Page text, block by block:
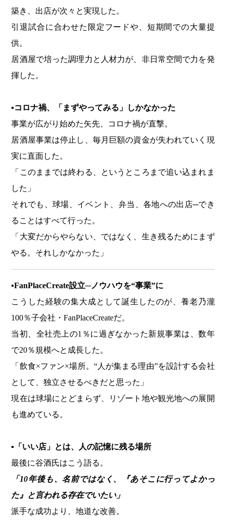
築き、出店が次々と実現した。
引退試合に合わせた限定フードや、短期間での大量提
供。
居酒屋で培った調理力と人材力が、非日常空間で力を発
揮した。
▪コロナ禍、「まずやってみる」しかなかった
事業が広がり始めた矢先、コロナ禍が直撃。
居酒屋事業は停止し、毎月巨額の資金が失われていく現
実に直面した。
「このままでは終わる、というところまで追い込まれま
した」
それでも、球場、イベント、弁当、各地への出店─でき
ることはすべて行った。
「大変だからやらない、ではなく、生き残るためにまず
やる。それしかなかった」
▪FanPlaceCreate設立─ノウハウを“事業”に
こうした経験の集大成として誕生したのが、養老乃瀧
100％子会社・FanPlaceCreateだ。
当初、全社売上の1％に過ぎなかった新規事業は、数年
で20％規模へと成長した。
「飲食×ファン×場所。“人が集まる理由”を設計する会社
として、独立させるべきだと思った」
現在は球場にとどまらず、リゾート地や観光地への展開
も進めている。
▪「いい店」とは、人の記憶に残る場所
最後に谷酒氏はこう語る。
「10年後も、名前ではなく、『あそこに行ってよかっ
た』と言われる存在でいたい」
派手な成功より、地道な改善。